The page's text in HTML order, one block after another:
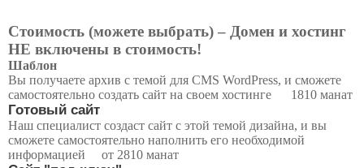
Стоимость (можете выбрать) – Домен и хостинг
НЕ включены в стоимость!
Шаблон
Вы получаете архив с темой для CMS WordPress, и сможете
самостоятельно создать сайт на своем хостинге
1810 манат
Готовый сайт
Наш специалист создаст сайт с этой темой дизайна, и вы
сможете самостоятельно наполнить его необходимой
информацией
от 2810 манат